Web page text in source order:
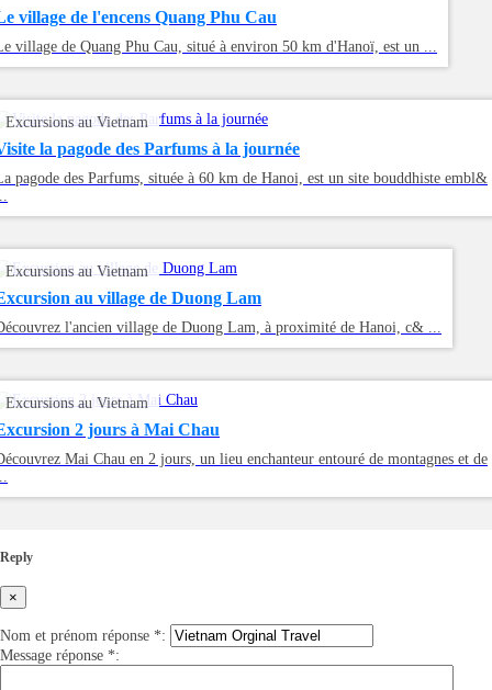
village de l'encens Quang Phu Cau
village de Quang Phu Cau, situé à environ 50 km d'Hanoï, est un ...
Excursions au Vietnam
la pagode des Parfums à la journée
pagode des Parfums, située à 60 km de Hanoi, est un site bouddhiste embl&
Excursions au Vietnam
au village de Duong Lam
l'ancien village de Duong Lam, à proximité de Hanoi, c& ...
Excursions au Vietnam
2 jours à Mai Chau
Mai Chau en 2 jours, un lieu enchanteur entouré de montagnes et de
Reply
×
Nom et prénom réponse *:
Message réponse *: